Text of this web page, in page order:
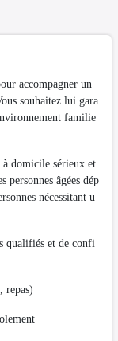
accompagner un
souhaitez lui gara
familie
à domicile sérieux et
personnes âgées dép
nécessitant u
qualifiés et de confi
repas)